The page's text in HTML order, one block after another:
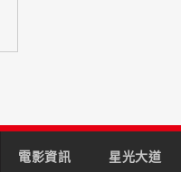
電影資訊 星光大道